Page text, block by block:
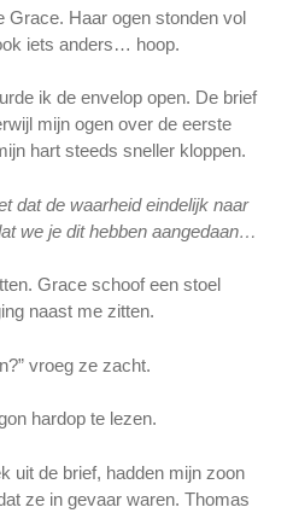
Grace. Haar ogen stonden vol
iets anders… hoop.
ik de envelop open. De brief
mijn ogen over de eerste
hart steeds sneller kloppen.
dat de waarheid eindelijk naar
we je dit hebben aangedaan…
Grace schoof een stoel
naast me zitten.
vroeg ze zacht.
hardop te lezen.
uit de brief, hadden mijn zoon
ze in gevaar waren. Thomas